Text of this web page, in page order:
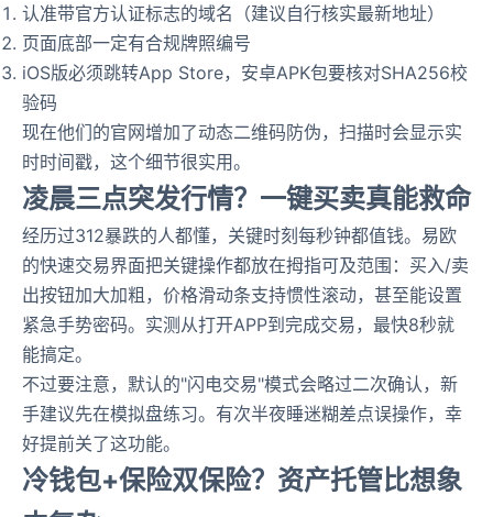
认准带官方认证标志的域名（建议自行核实最新地址）
页面底部一定有合规牌照编号
iOS版必须跳转App Store，安卓APK包要核对SHA256校
验码
现在他们的官网增加了动态二维码防伪，扫描时会显示实
时时间戳，这个细节很实用。
凌晨三点突发行情？一键买卖真能救命
经历过312暴跌的人都懂，关键时刻每秒钟都值钱。易欧
的快速交易界面把关键操作都放在拇指可及范围：买入/卖
出按钮加大加粗，价格滑动条支持惯性滚动，甚至能设置
紧急手势密码。实测从打开APP到完成交易，最快8秒就
能搞定。
不过要注意，默认的"闪电交易"模式会略过二次确认，新
手建议先在模拟盘练习。有次半夜睡迷糊差点误操作，幸
好提前关了这功能。
冷钱包+保险双保险？资产托管比想象